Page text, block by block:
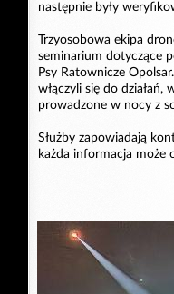
następnie były
Trzyosobowa ekipa
seminarium dotyczące
Psy Ratownicze
włączyli się do działań,
prowadzone w nocy z
Służby zapowiadają
każda informacja może